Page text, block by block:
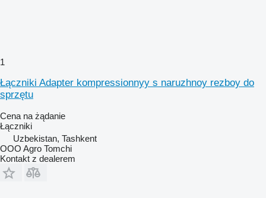
1
Łączniki Adapter kompressionnyy s naruzhnoy rezboy do
sprzętu
Cena na żądanie
Łączniki
Uzbekistan, Tashkent
OOO Agro Tomchi
Kontakt z dealerem